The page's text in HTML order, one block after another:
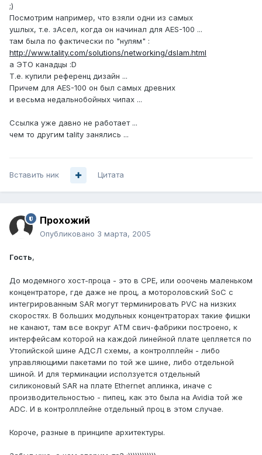
;)
Посмотрим например, что взяли одни из самых
ушлых, т.е. зАсел, когда он начинал для AES-100 ...
там была по фактически по "нулям" :
http://www.tality.com/solutions/networking/dslam.html
а ЭТО канадцы :D
Т.е. купили референц дизайн ...
Причем для AES-100 он был самых древних
и весьма недальнобойных чипах ...
Ссылка уже давно не работает ...
чем то другим tality занялись ...
Вставить ник Цитата
Прохожий
Опубликовано 3 марта, 2005
Гость,
До модемного хост-проца - это в CPE, или ооочень маленьком
концентраторе, где даже не проц, а мотороловский SoC с
интегрированным SAR могут терминировать PVC на низких
скоростях. В больших модульных концентраторах такие фишки
не канают, там все вокруг АТМ свич-фабрики построено, к
интерфейсам которой на каждой линейной плате цепляется по
Утопийской шине АДСЛ схемы, а контролплейн - либо
управляющими пакетами по той же шине, либо отдельной
шиной. И для терминации исползуется отдельный
силиконовый SAR на плате Ethernet аплинка, иначе с
производительностью - пипец, как это была на Avidia той же
ADC. И в контролплейне отдельный проц в этом случае.
Короче, разные в принципе архитектуры.